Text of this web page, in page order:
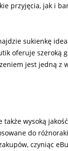
przyjęcia, jak i
sukienkę
oferuje szeroką
jest jedną z
także wysoką
do
czyniąc